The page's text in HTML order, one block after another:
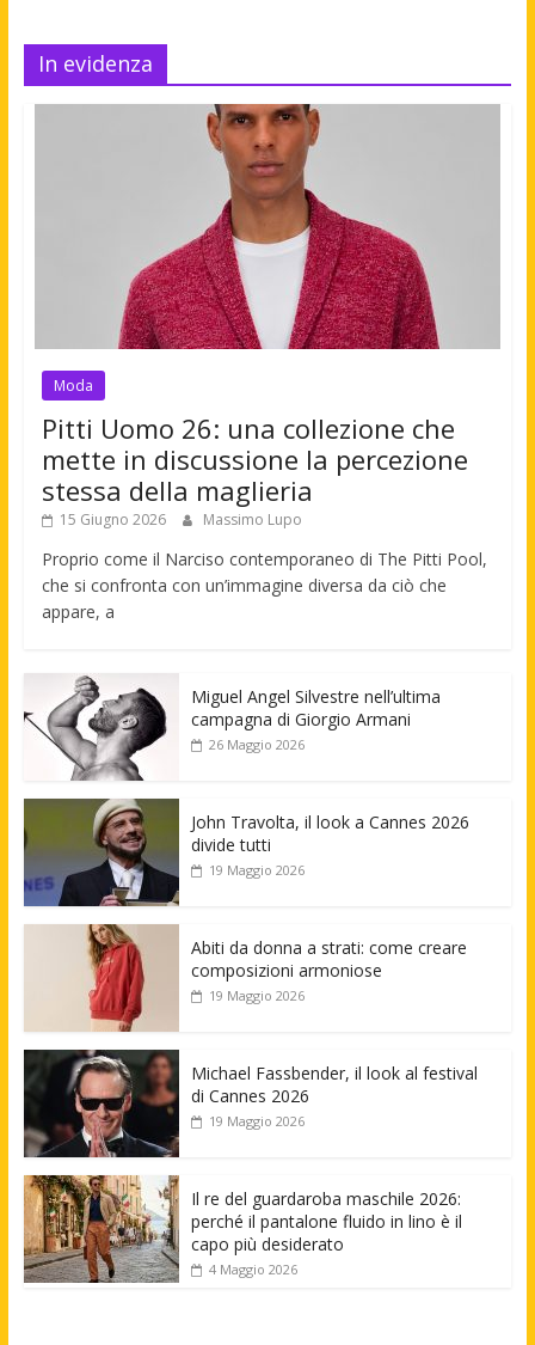
In evidenza
Moda
Pitti Uomo 26: una collezione che
mette in discussione la percezione
stessa della maglieria
15 Giugno 2026 Massimo Lupo
Proprio come il Narciso contemporaneo di The Pitti Pool,
che si confronta con un’immagine diversa da ciò che
appare, a
Miguel Angel Silvestre nell’ultima
campagna di Giorgio Armani
26 Maggio 2026
John Travolta, il look a Cannes 2026
divide tutti
19 Maggio 2026
Abiti da donna a strati: come creare
composizioni armoniose
19 Maggio 2026
Michael Fassbender, il look al festival
di Cannes 2026
19 Maggio 2026
Il re del guardaroba maschile 2026:
perché il pantalone fluido in lino è il
capo più desiderato
4 Maggio 2026